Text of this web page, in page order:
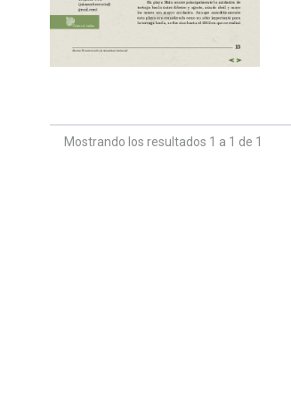
Mostrando los resultados 1 a 1 de 1